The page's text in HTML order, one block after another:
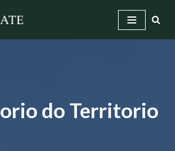
do Territorio